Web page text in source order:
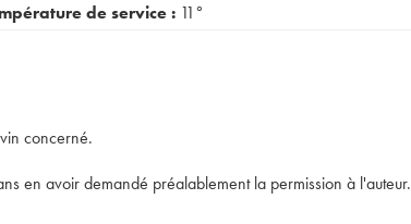
de service : 11°
concerné.
en avoir demandé préalablement la permission à l'auteur.